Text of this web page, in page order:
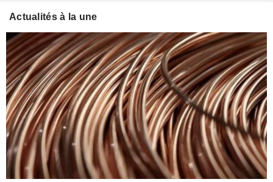
Actualités à la une